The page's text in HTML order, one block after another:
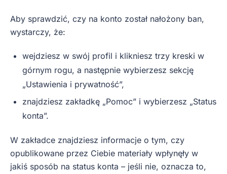
Aby sprawdzić, czy na konto został nałożony ban,
wystarczy, że:
wejdziesz w swój profil i klikniesz trzy kreski w
górnym rogu, a następnie wybierzesz sekcję
„Ustawienia i prywatność”,
znajdziesz zakładkę „Pomoc” i wybierzesz „Status
konta”.
W zakładce znajdziesz informacje o tym, czy
opublikowane przez Ciebie materiały wpłynęły w
jakiś sposób na status konta – jeśli nie, oznacza to,